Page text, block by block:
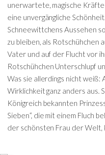
unerwartete, magische
eine unvergängliche
Schneewittchens Aussehen
zu bleiben, als Rotschühchen
Vater und auf der Flucht vor
Rotschühchen Unterschlupf
Was sie allerdings nicht weiß:
Wirklichkeit ganz anders aus.
Königreich bekannten
Sieben“, die mit einem Fluch
der schönsten Frau der Welt,